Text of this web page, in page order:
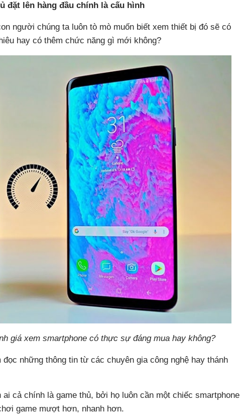
đặt lên hàng đầu chính là cấu hình
người chúng ta luôn tò mò muốn biết xem thiết bị đó sẽ có
hay có thêm chức năng gì mới không?
giá xem smartphone có thực sự đáng mua hay không?
những thông tin từ các chuyên gia công nghệ hay thánh
cả chính là game thủ, bởi họ luôn cần một chiếc smartphone
game mượt hơn, nhanh hơn.